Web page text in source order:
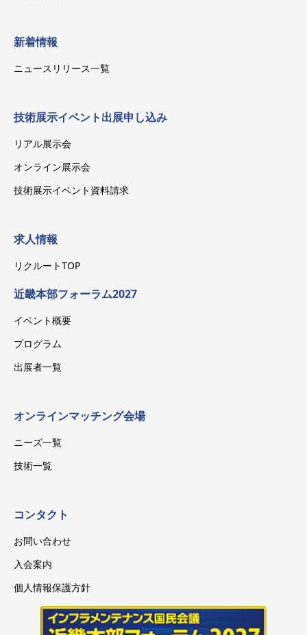
新着情報
ニュースリリース一覧
技術展示イベント出展申し込み
リアル展示会
オンライン展示会
技術展示イベント資料請求
求人情報
リクルートTOP
近畿本部フォーラム2027
イベント概要
プログラム
出展者一覧
オンラインマッチング会場
ニーズ一覧
技術一覧
コンタクト
お問い合わせ
入会案内
個人情報保護方針